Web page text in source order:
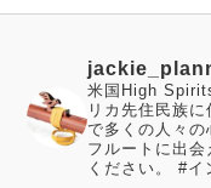
米国High
リカ先住民族
で多くの人々の
フルートに出
ください。
#イ